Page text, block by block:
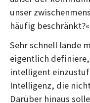
unser
häufig beschränkt?«
Sehr schnell lande
eigentlich definiere,
intelligent
Intelligenz, die
Darüber hinaus